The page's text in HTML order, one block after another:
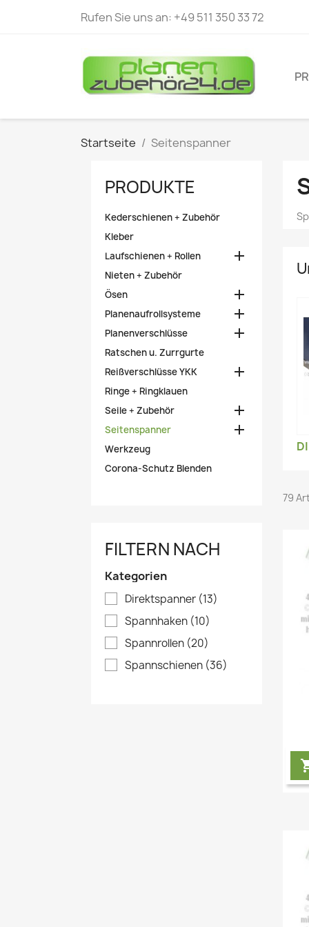
Rufen Sie uns an: +49 511 350 33 72
Startseite Seitenspanner
PRODUKTE
Kederschienen + Zubehör
Kleber
Laufschienen + Rollen

Nieten + Zubehör
Ösen

Planenaufrollsysteme 
Planenverschlüsse 
Ratschen u. Zurrgurte
Reißverschlüsse YKK

Ringe + Ringklauen
Seile + Zubehör

Seitenspanner 
Werkzeug
Corona-Schutz Blenden
FILTERN NACH
Kategorien
Direktspanner (13)
Spannhaken (10)
Spannrollen (20)
Spannschienen (36)
79